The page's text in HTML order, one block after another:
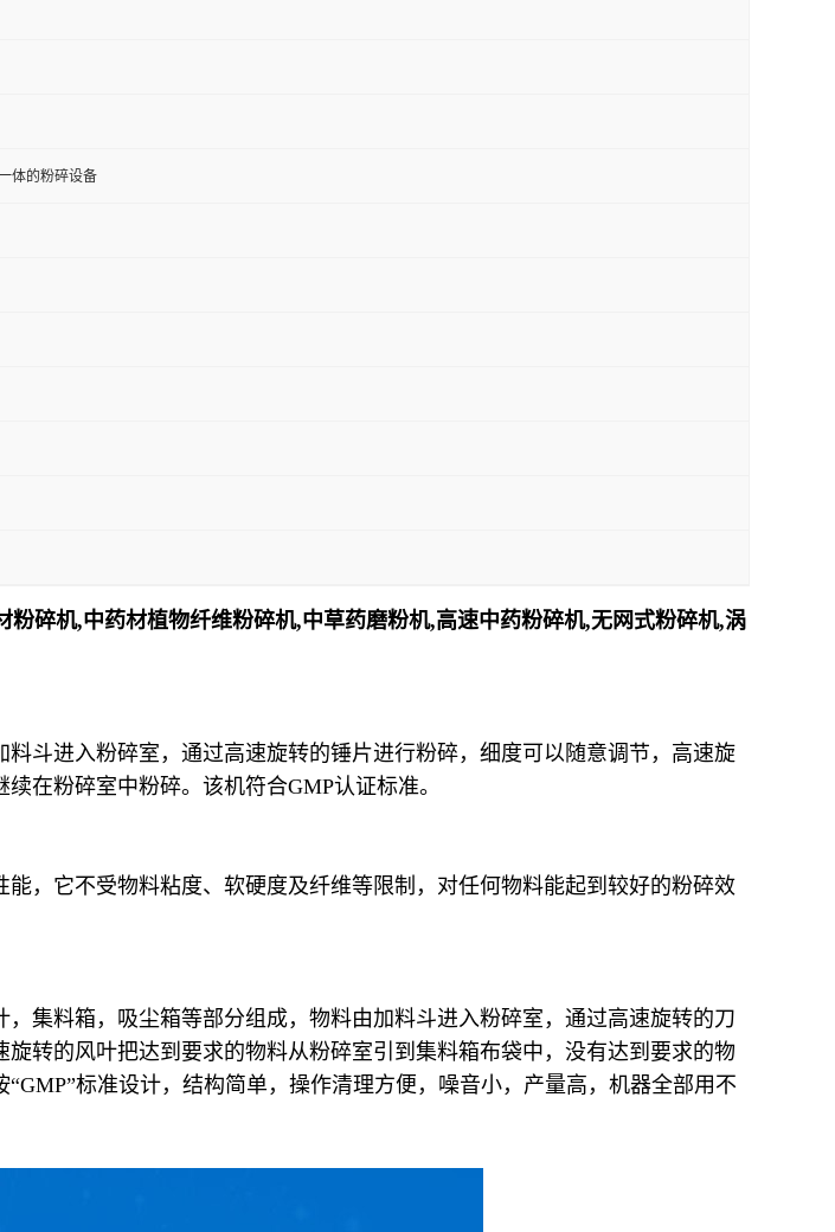
体的粉碎设备
粉碎机,中药材植物纤维粉碎机,中草药磨粉机,高速中药粉碎机,无网式粉碎机,涡
斗进入粉碎室，通过高速旋转的锤片进行粉碎，细度可以随意调节，高速旋
在粉碎室中粉碎。该机符合GMP认证标准。
它不受物料粘度、软硬度及纤维等限制，对任何物料能起到较好的粉碎效
料箱，吸尘箱等部分组成，物料由加料斗进入粉碎室，通过高速旋转的刀
转的风叶把达到要求的物料从粉碎室引到集料箱布袋中，没有达到要求的物
标准设计，结构简单，操作清理方便，噪音小，产量高，机器全部用不